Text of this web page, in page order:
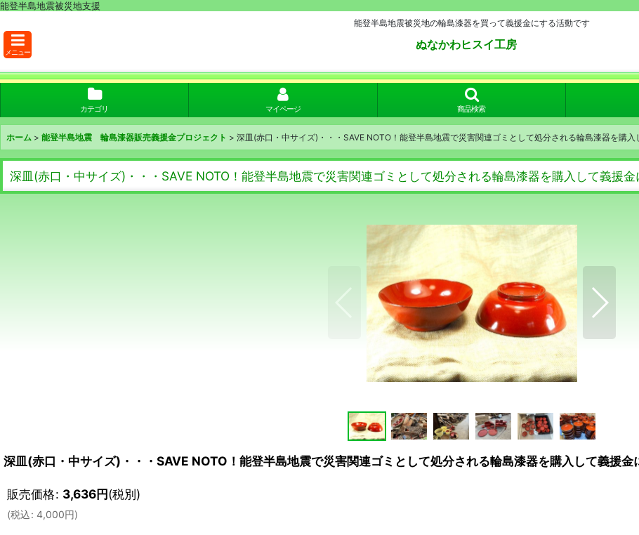
能登半島地震被災地支援
能登半島地震被災地の輪島漆器を買って義援金にする活動です
メニュー
ぬなかわヒスイ工房
カテゴリ マイページ 商品検索
ホーム > 能登半島地震 輪島漆器販売義援金プロジェクト > 深皿(赤口・中サイズ)・・・SAVE NOTO！能登半島地震で災害関連ゴミとして処分される輪島漆器を購入
深皿(赤口・中サイズ)・・・SAVE NOTO！能登半島地震で災害関連ゴミとして処分される輪島漆器を購入して義援金
深皿(赤口・中サイズ)・・・SAVE NOTO！能登半島地震で災害関連ゴミとして処分される輪島漆器を購入して義援金
販売価格: 3,636円(税別)
(税込: 4,000円)